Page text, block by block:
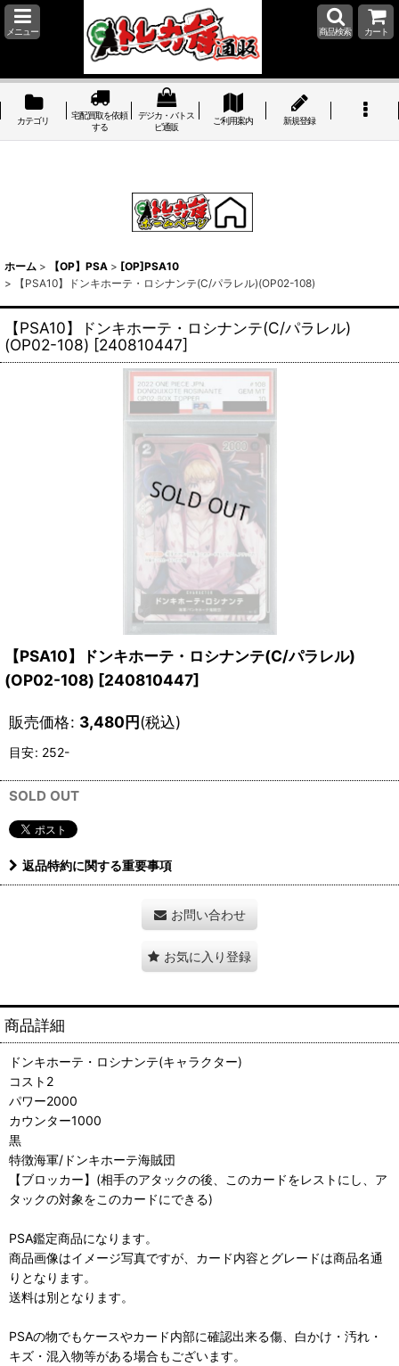
メニュー 商品検索 カート
カテゴリ
宅配買取を依頼
する
デジカ・バトス
ピ通販
ご利用案内 新規登録
ホーム > 【OP】PSA > [OP]PSA10
>
【PSA10】ドンキホーテ・ロシナンテ(C/パラレル)(OP02-108)
【PSA10】ドンキホーテ・ロシナンテ(C/パラレル)
(OP02-108) [240810447]
【PSA10】ドンキホーテ・ロシナンテ(C/パラレル)
(OP02-108) [240810447]
販売価格: 3,480円(税込)
目安: 252-
SOLD OUT
返品特約に関する重要事項
お問い合わせ
お気に入り登録
商品詳細
ドンキホーテ・ロシナンテ(キャラクター)
コスト2
パワー2000
カウンター1000
黒
特徴海軍/ドンキホーテ海賊団
【ブロッカー】(相手のアタックの後、このカードをレストにし、ア
タックの対象をこのカードにできる)
PSA鑑定商品になります。
商品画像はイメージ写真ですが、カード内容とグレードは商品名通
りとなります。
送料は別となります。
PSAの物でもケースやカード内部に確認出来る傷、白かけ・汚れ・
キズ・混入物等がある場合もございます。